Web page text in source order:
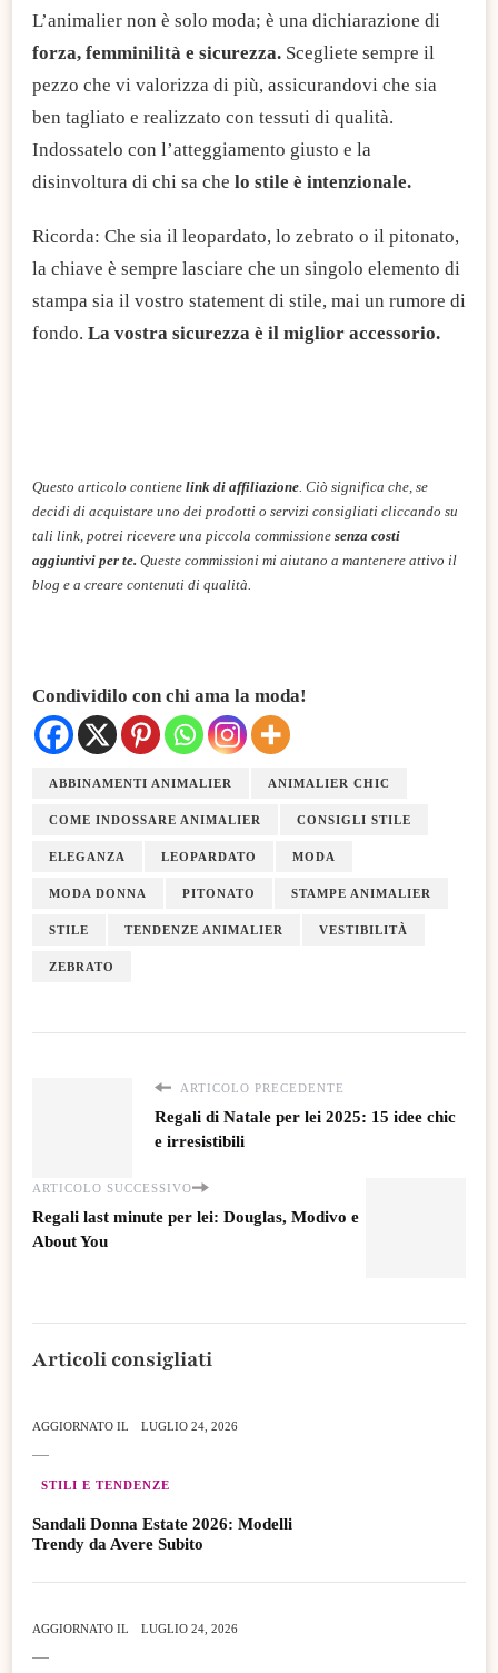
L’animalier non è solo moda; è una dichiarazione di
forza, femminilità e sicurezza. Scegliete sempre il
pezzo che vi valorizza di più, assicurandovi che sia
ben tagliato e realizzato con tessuti di qualità.
Indossatelo con l’atteggiamento giusto e la
disinvoltura di chi sa che lo stile è intenzionale.
Ricorda: Che sia il leopardato, lo zebrato o il pitonato,
la chiave è sempre lasciare che un singolo elemento di
stampa sia il vostro statement di stile, mai un rumore di
fondo. La vostra sicurezza è il miglior accessorio.
Questo articolo contiene link di affiliazione . Ciò significa che, se
decidi di acquistare uno dei prodotti o servizi consigliati cliccando su
tali link, potrei ricevere una piccola commissione senza costi
aggiuntivi per te. Queste commissioni mi aiutano a mantenere attivo il
blog e a creare contenuti di qualità.
Condividilo con chi ama la moda!
ABBINAMENTI ANIMALIER ANIMALIER CHIC
COME INDOSSARE ANIMALIER CONSIGLI STILE
ELEGANZA LEOPARDATO MODA
MODA DONNA PITONATO ​STAMPE ANIMALIER
STILE TENDENZE ANIMALIER VESTIBILITÀ
ZEBRATO
ARTICOLO PRECEDENTE
Regali di Natale per lei 2025: 15 idee chic
e irresistibili
ARTICOLO SUCCESSIVO
Regali last minute per lei: Douglas, Modivo e
About You
Articoli consigliati
AGGIORNATO IL LUGLIO 24, 2026
STILI E TENDENZE
Sandali Donna Estate 2026: Modelli
Trendy da Avere Subito
AGGIORNATO IL LUGLIO 24, 2026